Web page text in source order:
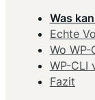
Was
Echte
Wo
WP-CLI
Fazit